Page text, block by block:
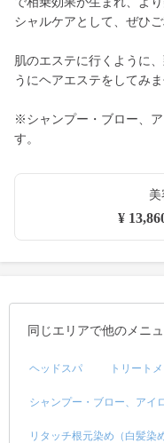
シャルケアとして、ぜひご
肌のエステに行くように
うにヘアエステをしてみま
※シャンプー・ブロー、
す。
¥
同じエリアで他のメニ
ヘッドスパ トリート
シャンプー・ブロー、アイ
リタッチ根元染め（白髪染